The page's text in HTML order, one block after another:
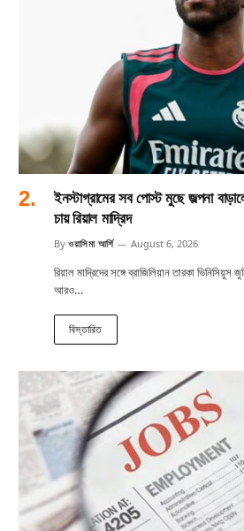
ইনস্টাগ্রামের সব পোস্ট মুছে জল্পনা
চায় রিয়াল মাদ্রিদ
By ওয়াসিমা আর্শি August 6, 2026
রিয়াল মাদ্রিদের সঙ্গে ব্রাজিলিয়ান তারকা
আরও…
বিস্তারিত